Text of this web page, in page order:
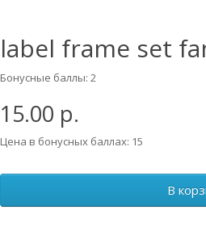
label frame set
Бонусные баллы: 2
15.00 р.
Цена в бонусных баллах: 15
В